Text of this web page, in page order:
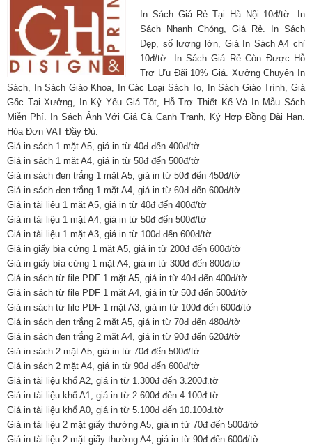
In Sách Giá Rẻ Tại Hà Nội 10đ/tờ. In
Sách Nhanh Chóng, Giá Rẻ. In Sách
Đẹp, số lượng lớn, Giá In Sách A4 chỉ
10đ/tờ. In Sách Giá Rẻ Còn Được Hỗ
Trợ Ưu Đãi 10% Giá. Xưởng Chuyên In
Sách, In Sách Giáo Khoa, In Các Loại Sách To, In Sách Giáo Trình, Giá
Gốc Tại Xưởng, In Kỷ Yếu Giá Tốt, Hỗ Trợ Thiết Kế Và In Mẫu Sách
Miễn Phí. In Sách Ảnh Với Giá Cả Cạnh Tranh, Ký Hợp Đồng Dài Hạn.
Hóa Đơn VAT Đầy Đủ.
Giá in sách 1 mặt A5, giá in từ 40đ đến 400đ/tờ
Giá in sách 1 mặt A4, giá in từ 50đ đến 500đ/tờ
Giá in sách đen trắng 1 mặt A5, giá in từ 50đ đến 450đ/tờ
Giá in sách đen trắng 1 mặt A4, giá in từ 60đ đến 600đ/tờ
Giá in tài liệu 1 mặt A5, giá in từ 40đ đến 400đ/tờ
Giá in tài liệu 1 mặt A4, giá in từ 50đ đến 500đ/tờ
Giá in tài liệu 1 mặt A3, giá in từ 100đ đến 600đ/tờ
Giá in giấy bìa cứng 1 mặt A5, giá in từ 200đ đến 600đ/tờ
Giá in giấy bìa cứng 1 mặt A4, giá in từ 300đ đến 800đ/tờ
Giá in sách từ file PDF 1 mặt A5, giá in từ 40đ đến 400đ/tờ
Giá in sách từ file PDF 1 mặt A4, giá in từ 50đ đến 500đ/tờ
Giá in sách từ file PDF 1 mặt A3, giá in từ 100đ đến 600đ/tờ
Giá in sách đen trắng 2 mặt A5, giá in từ 70đ đến 480đ/tờ
Giá in sách đen trắng 2 mặt A4, giá in từ 90đ đến 620đ/tờ
Giá in sách 2 mặt A5, giá in từ 70đ đến 500đ/tờ
Giá in sách 2 mặt A4, giá in từ 90đ đến 600đ/tờ
Giá in tài liệu khổ A2, giá in từ 1.300đ đến 3.200đ.tờ
Giá in tài liệu khổ A1, giá in từ 2.600đ đến 4.100đ.tờ
Giá in tài liệu khổ A0, giá in từ 5.100đ đến 10.100đ.tờ
Giá in tài liệu 2 mặt giấy thường A5, giá in từ 70đ đến 500đ/tờ
Giá in tài liệu 2 mặt giấy thường A4, giá in từ 90đ đến 600đ/tờ